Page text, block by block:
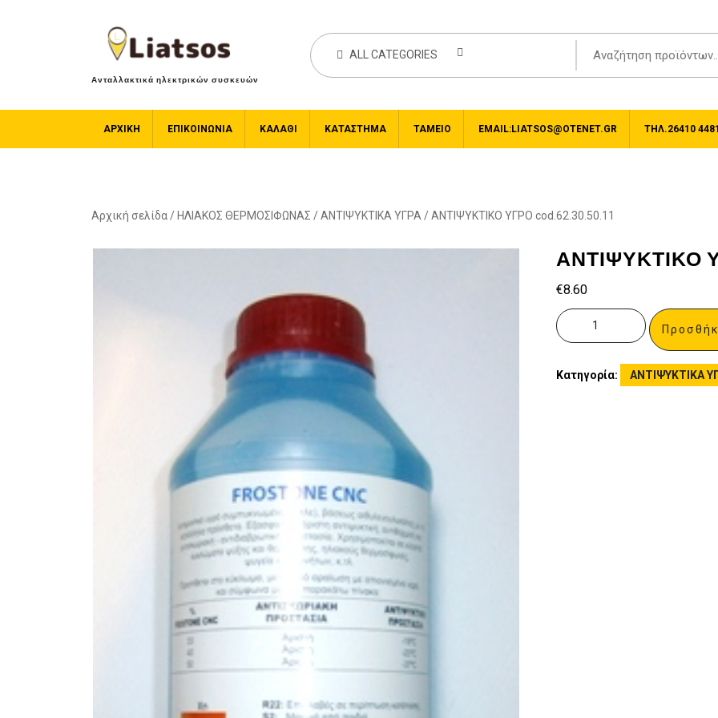
Ανταλλακτικά ηλεκτρικών συσκευών
ALL CATEGORIES
ΑΡΧΙΚΉ ΕΠΙΚΟΙΝΩΝΙΑ ΚΑΛΆΘΙ ΚΑΤΆΣΤΗΜΑ ΤΑΜΕΊΟ EMAIL:LIATSOS@OTENET.GR ΤΗΛ.26410
Αρχική σελίδα / ΗΛΙΑΚΟΣ ΘΕΡΜΟΣΙΦΩΝΑΣ /ΑΝΤΙΨΥΚΤΙΚΑ ΥΓΡΑ / ΑΝΤΙΨΥΚΤΙΚΟ ΥΓΡΟ cod.62.30.50.11
ΑΝΤΙΨΥΚΤΙΚΟ
€8.60
Κατηγορία: ΑΝΤΙΨΥΚΤΙΚΑ